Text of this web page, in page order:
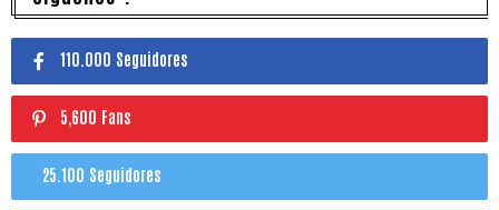
110.000 Seguidores
5,600 Fans
25.100 Seguidores